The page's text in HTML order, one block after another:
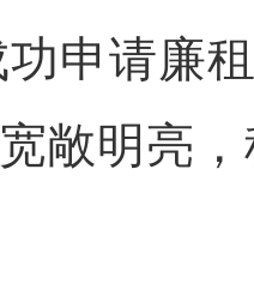
申请廉
敞明亮